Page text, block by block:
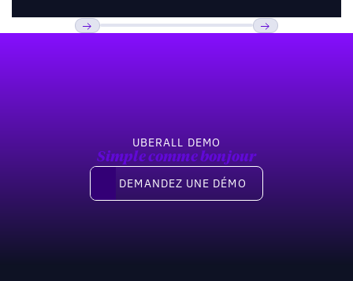
UBERALL DEMO
Simple comme bonjour
Demandez une démo
DEMANDEZ UNE DÉMO